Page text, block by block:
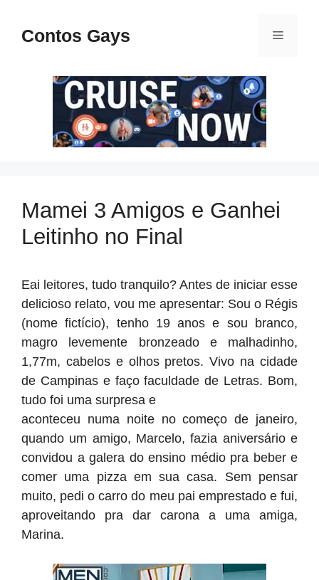
paraContos Gays Menu
Mamei 3 Amigos e Ganhei
Leitinho no Final
Eai leitores, tudo tranquilo? Antes de iniciar esse
delicioso relato, vou me apresentar: Sou o Régis
(nome fictício), tenho 19 anos e sou branco,
magro levemente bronzeado e malhadinho,
1,77m, cabelos e olhos pretos. Vivo na cidade
de Campinas e faço faculdade de Letras. Bom,
tudo foi uma surpresa e
aconteceu numa noite no começo de janeiro,
quando um amigo, Marcelo, fazia aniversário e
convidou a galera do ensino médio pra beber e
comer uma pizza em sua casa. Sem pensar
muito, pedi o carro do meu pai emprestado e fui,
aproveitando pra dar carona a uma amiga,
Marina.